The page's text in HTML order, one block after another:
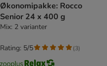
Økonomipakke: Rocco
Senior 24 x 400 g
Mix: 2 varianter
Rating: 5/5 (3)